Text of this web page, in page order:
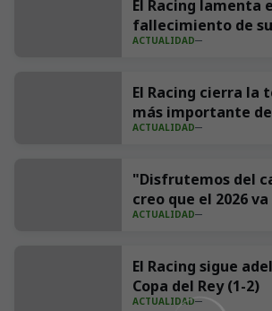
El Racing lamenta
fallecimiento de
Andrés Parada ‘Suco’
ACTUALIDAD
El Racing cierra la
más importante
redes con 539
ACTUALIDAD
"Disfrutemos del
creo que el 2026
año"
ACTUALIDAD
El Racing sigue
Copa del Rey (1-2)
ACTUALIDAD